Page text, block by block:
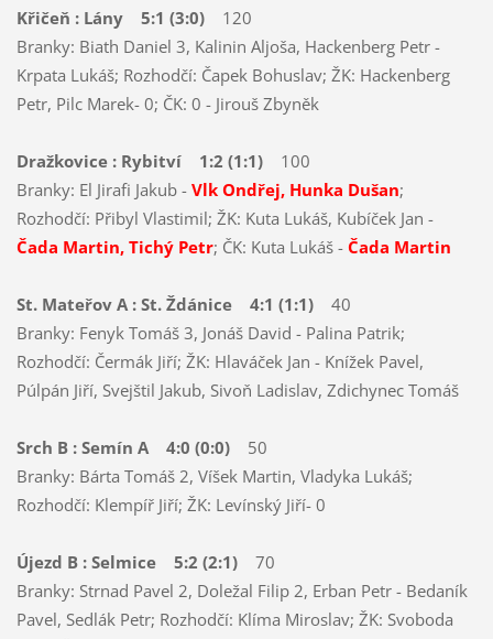
Křičeň : Lány 5:1 (3:0)
120
Branky: Biath Daniel 3, Kalinin Aljoša, Hackenberg Petr -
Krpata Lukáš; Rozhodčí: Čapek Bohuslav; ŽK: Hackenberg
Petr, Pilc Marek- 0; ČK: 0 - Jirouš Zbyněk
Dražkovice : Rybitví 1:2 (1:1)
100
Branky: El Jirafi Jakub -Vlk Ondřej, Hunka Dušan;
Rozhodčí: Přibyl Vlastimil; ŽK: Kuta Lukáš, Kubíček Jan -
Čada Martin, Tichý Petr; ČK: Kuta Lukáš - Čada Martin
St. Mateřov A : St. Ždánice 4:1 (1:1)
40
Branky: Fenyk Tomáš 3, Jonáš David - Palina Patrik;
Rozhodčí: Čermák Jiří; ŽK: Hlaváček Jan - Knížek Pavel,
Púlpán Jiří, Svejštil Jakub, Sivoň Ladislav, Zdichynec Tomáš
Srch B : Semín A 4:0 (0:0)
50
Branky: Bárta Tomáš 2, Víšek Martin, Vladyka Lukáš;
Rozhodčí: Klempíř Jiří; ŽK: Levínský Jiří- 0
Újezd B : Selmice 5:2 (2:1)
70
Branky: Strnad Pavel 2, Doležal Filip 2, Erban Petr - Bedaník
Pavel, Sedlák Petr; Rozhodčí: Klíma Miroslav; ŽK: Svoboda